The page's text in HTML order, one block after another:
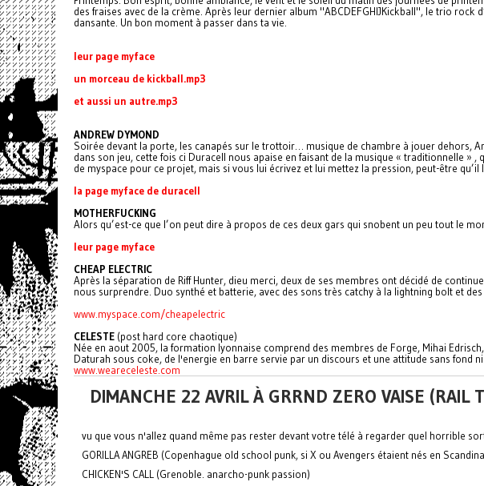
des fraises avec de la crème. Après leur dernier album "ABCDEFGHIJKickball", le trio
dansante. Un bon moment à passer dans ta vie.
leur page myface
un morceau de kickball.mp3
et aussi un autre.mp3
ANDREW DYMOND
Soirée devant la porte, les canapés sur le trottoir… musique de chambre à jouer dehors,
dans son jeu, cette fois ci Duracell nous apaise en faisant de la musique « traditionnelle »
de myspace pour ce projet, mais si vous lui écrivez et lui mettez la pression, peut-être
la page myface de duracell
MOTHERFUCKING
Alors qu’est-ce que l’on peut dire à propos de ces deux gars qui snobent un peu tout le
leur page myface
CHEAP ELECTRIC
Après la séparation de Riff Hunter, dieu merci, deux de ses membres ont décidé de
nous surprendre. Duo synthé et batterie, avec des sons très catchy à la lightning bolt et
www.myspace.com/cheapelectric
CELESTE (post hard core chaotique)
Née en aout 2005, la formation lyonnaise comprend des membres de Forge, Mihai
Daturah sous coke, de l'energie en barre servie par un discours et une attitude sans fond ni
www.weareceleste.com
DIMANCHE 22 AVRIL À GRRND ZERO VAISE
vu que vous n'allez quand même pas rester devant votre télé à regarder quel horrible
GORILLA ANGREB (Copenhague old school punk, si X ou Avengers étaient nés en
CHICKEN'S CALL (Grenoble. anarcho-punk passion)